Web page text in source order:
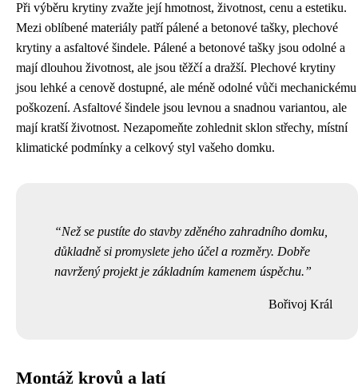
Při výběru krytiny zvažte její hmotnost, životnost, cenu a estetiku.
Mezi oblíbené materiály patří pálené a betonové tašky, plechové
krytiny a asfaltové šindele. Pálené a betonové tašky jsou odolné a
mají dlouhou životnost, ale jsou těžčí a dražší. Plechové krytiny
jsou lehké a cenově dostupné, ale méně odolné vůči mechanickému
poškození. Asfaltové šindele jsou levnou a snadnou variantou, ale
mají kratší životnost. Nezapomeňte zohlednit sklon střechy, místní
klimatické podmínky a celkový styl vašeho domku.
Než se pustíte do stavby zděného zahradního domku,
důkladně si promyslete jeho účel a rozměry. Dobře
navržený projekt je základním kamenem úspěchu.
Bořivoj Král
Montáž krovů a latí